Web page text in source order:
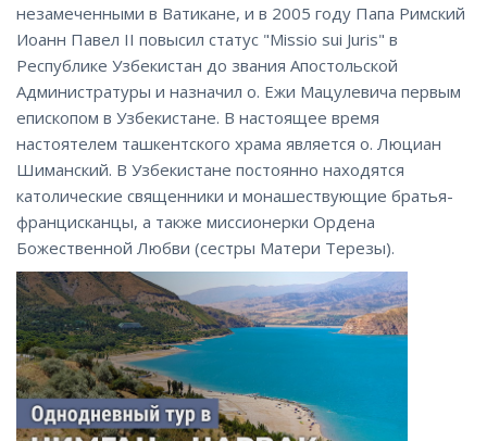
незамеченными в Ватикане, и в 2005 году Папа Римский
Иоанн Павел II повысил статус "Missio sui Juris" в
Республике Узбекистан до звания Апостольской
Администратуры и назначил о. Ежи Мацулевича первым
епископом в Узбекистане. В настоящее время
настоятелем ташкентского храма является о. Люциан
Шиманский. В Узбекистане постоянно находятся
католические священники и монашествующие братья-
францисканцы, а также миссионерки Ордена
Божественной Любви (сестры Матери Терезы).